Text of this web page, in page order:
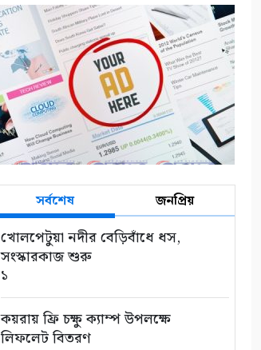
সর্বশেষ জনপ্রিয়
খোলপেটুয়া নদীর বেড়িবাঁধে ধস,
সংস্কারকাজ শুরু
১
কয়রায় ফ্রি চক্ষু ক্যাম্প উপলক্ষে
লিফলেট বিতরণ